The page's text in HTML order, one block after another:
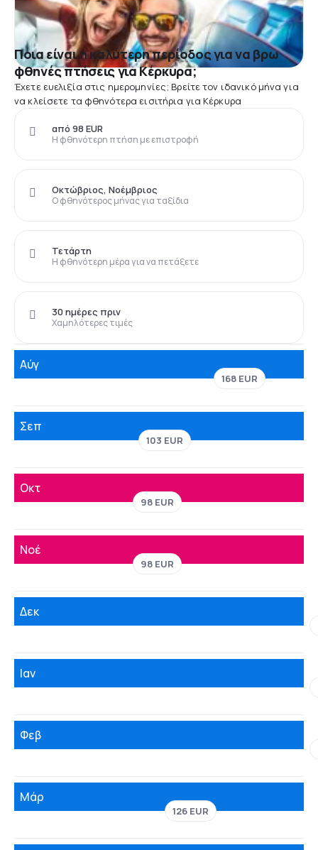
Ποια είναι η καλύτερη περίοδος για να βρω
φθηνές πτήσεις για Κέρκυρα;
Έχετε ευελιξία στις ημερομηνίες; Βρείτε τον ιδανικό μήνα για
να κλείσετε τα φθηνότερα εισιτήρια για Κέρκυρα
Η φθηνότερη πτήση με επιστροφή
από 98 EUR
Ο φθηνότερος μήνας για ταξίδια
Οκτώβριος, Νοέμβριος
Η φθηνότερη μέρα για να πετάξετε
Τετάρτη
Χαμηλότερες τιμές
30 ημέρες πριν
Αύγ
168 EUR
Σεπ
103 EUR
Οκτ
98 EUR
Νοέ
98 EUR
Δεκ
Ιαν
Φεβ
Μάρ
126 EUR